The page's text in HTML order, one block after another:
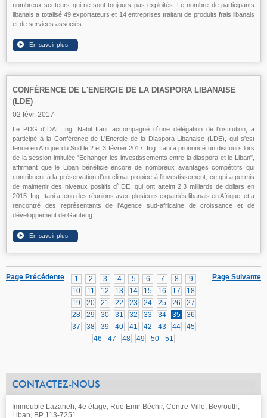
nombreux secteurs qui ne sont toujours pas exploités. Le nombre de participants
libanais a totalisé 49 exportateurs et 14 entreprises traitant de produits frais libanais
et de services associés.
CONFÉRENCE DE L'ENERGIE DE LA DIASPORA LIBANAISE
(LDE)
02 févr. 2017
Le PDG d'IDAL Ing. Nabil Itani, accompagné d`une délégation de l'institution, a
participé à la Conférence de L'Energie de la Diaspora Libanaise (LDE), qui s'est
tenue en Afrique du Sud le 2 et 3 février 2017. Ing. Itani a prononcé un discours lors
de la session intitulée "Echanger les investissements entre la diaspora et le Liban",
affirmant que le Liban bénéficie encore de nombreux avantages compétitifs qui
contribuent à la préservation d'un climat propice à l'investissement, ce qui a permis
de maintenir des niveaux positifs d`IDE, qui ont atteint 2,3 milliards de dollars en
2015. Ing. Itani a tenu des réunions avec plusieurs expatriés libanais en Afrique, et a
rencontré des représentants de l'Agence sud-africaine de croissance et de
développement de Gauteng.
Page Suivante
1 2 3 4 5 6 7 8
9
10
11 12 13 14 15 16 17
18
19
20 21 22 23 24 25 26
27
28
29 30 31 32 33 34 35
36
37
38 39 40 41 42 43 44
45
46
47 48 49 50 51
Page Précédente
CONTACTEZ-NOUS
Immeuble Lazarieh, 4e étage, Rue Emir Béchir, Centre-Ville, Beyrouth,
Liban, BP 113-7251